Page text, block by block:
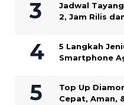
Jadwal
2, Jam Rilis
5 Langkah
Smartphone
Top Up
Cepat, Aman,